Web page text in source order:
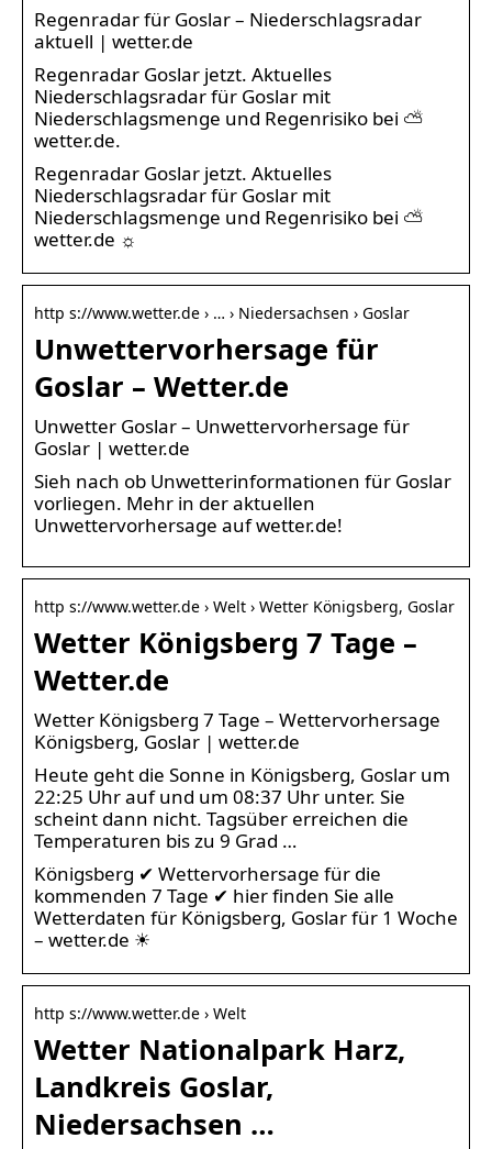
Regenradar für Goslar – Niederschlagsradar
aktuell | wetter.de
Regenradar Goslar jetzt. Aktuelles
Niederschlagsradar für Goslar mit
Niederschlagsmenge und Regenrisiko bei ⛅
wetter.de.
Regenradar Goslar jetzt. Aktuelles
Niederschlagsradar für Goslar mit
Niederschlagsmenge und Regenrisiko bei ⛅
wetter.de ☼
http s://www.wetter.de › … › Niedersachsen › Goslar
Unwettervorhersage für
Goslar – Wetter.de
Unwetter Goslar – Unwettervorhersage für
Goslar | wetter.de
Sieh nach ob Unwetterinformationen für Goslar
vorliegen. Mehr in der aktuellen
Unwettervorhersage auf wetter.de!
http s://www.wetter.de › Welt › Wetter Königsberg, Goslar
Wetter Königsberg 7 Tage –
Wetter.de
Wetter Königsberg 7 Tage – Wettervorhersage
Königsberg, Goslar | wetter.de
Heute geht die Sonne in Königsberg, Goslar um
22:25 Uhr auf und um 08:37 Uhr unter. Sie
scheint dann nicht. Tagsüber erreichen die
Temperaturen bis zu 9 Grad …
Königsberg ✔ Wettervorhersage für die
kommenden 7 Tage ✔ hier finden Sie alle
Wetterdaten für Königsberg, Goslar für 1 Woche
– wetter.de ☀
http s://www.wetter.de › Welt
Wetter Nationalpark Harz,
Landkreis Goslar,
Niedersachsen …